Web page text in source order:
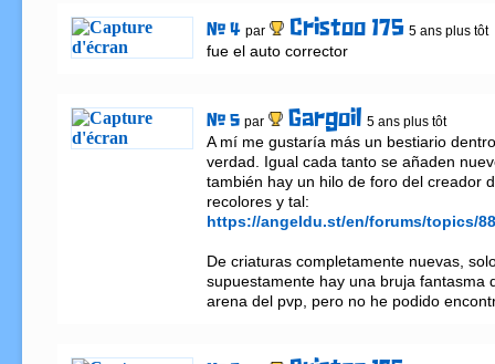
# 4 par Cristoo 175 5 ans plus tôt
fue el auto corrector
# 5 par Gargoil 5 ans plus tôt
A mí me gustaría más un bestiario
verdad. Igual cada tanto se añaden
también hay un hilo de foro del creador
https://angeldu.st/en/forums/topics/
De criaturas completamente nuevas,
supuestamente hay una bruja fantasma
arena del pvp, pero no he podido